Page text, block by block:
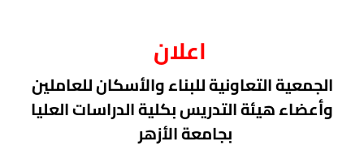
اعلان
الجمعيةالتعاونيةللبناء والأسكان للعاملين
وأعضاء هيئة التدريس بكلية الدراسات العليا
بجامعة الأزهر